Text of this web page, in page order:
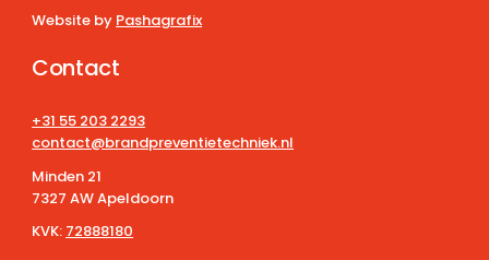
Website by Pashagrafix
Contact
+31 55 203 2293
contact@brandpreventietechniek.nl
Minden 21
7327 AW Apeldoorn
KVK: 72888180